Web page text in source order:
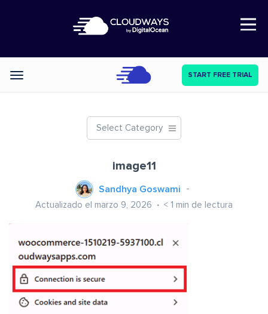
Open Nav
Categories START FREE TRIAL
Select Category
image11
Sandhya Goswami
Actualizado el marzo 9, 2026 < 1 min de lectura